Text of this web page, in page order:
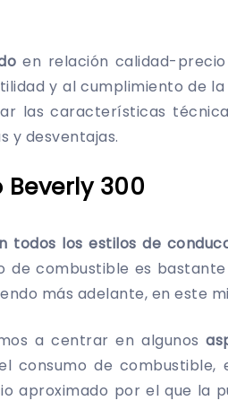
en relación calidad-
y al cumplimiento de
las características
y desventajas.
300
todos los estilos de
de combustible es
más adelante, en este
a centrar en algunos
consumo de
aproximado por el que la